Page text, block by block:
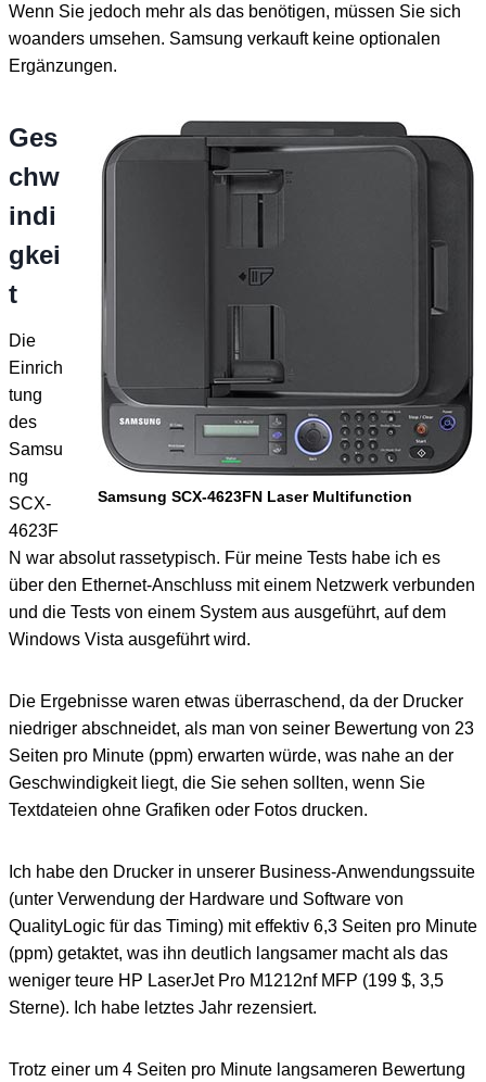
Wenn Sie jedoch mehr als das benötigen, müssen Sie sich
woanders umsehen. Samsung verkauft keine optionalen
Ergänzungen.
Samsung SCX-4623FN Laser Multifunction
Ges
chw
indi
gkei
t
Die
Einrich
tung
des
Samsu
ng
SCX-
4623F
N war absolut rassetypisch. Für meine Tests habe ich es
über den Ethernet-Anschluss mit einem Netzwerk verbunden
und die Tests von einem System aus ausgeführt, auf dem
Windows Vista ausgeführt wird.
Die Ergebnisse waren etwas überraschend, da der Drucker
niedriger abschneidet, als man von seiner Bewertung von 23
Seiten pro Minute (ppm) erwarten würde, was nahe an der
Geschwindigkeit liegt, die Sie sehen sollten, wenn Sie
Textdateien ohne Grafiken oder Fotos drucken.
Ich habe den Drucker in unserer Business-Anwendungssuite
(unter Verwendung der Hardware und Software von
QualityLogic für das Timing) mit effektiv 6,3 Seiten pro Minute
(ppm) getaktet, was ihn deutlich langsamer macht als das
weniger teure HP LaserJet Pro M1212nf MFP (199 $, 3,5
Sterne). Ich habe letztes Jahr rezensiert.
Trotz einer um 4 Seiten pro Minute langsameren Bewertung